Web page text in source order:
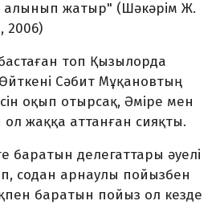
алынып жатыр" (Шәкәрім Ж.
2006)
топ Қызылорда
Сәбит Мұқановтың
оқып отырсақ, Әміре мен
жаққа аттанған сияқты.
баратын делегаттары әуелі
содан арнаулы пойызбен
баратын пойыз ол кезде